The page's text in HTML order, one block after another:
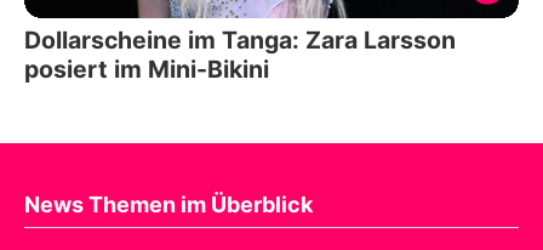
Dollarscheine im Tanga: Zara Larsson
posiert im Mini-Bikini
News Themen im Überblick